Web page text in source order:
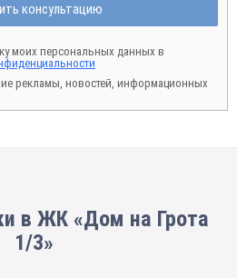
консультацию
моих персональных данных в
рекламы, новостей, информационных
в ЖК «Дом на Грота
1/3»